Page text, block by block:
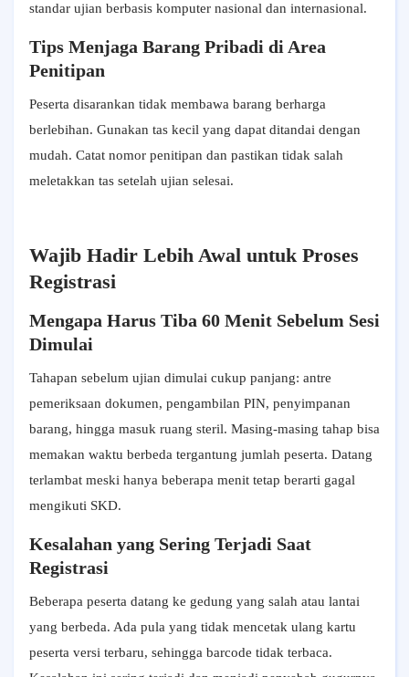
standar ujian berbasis komputer nasional dan internasional.
Tips Menjaga Barang Pribadi di Area
Penitipan
Peserta disarankan tidak membawa barang berharga
berlebihan. Gunakan tas kecil yang dapat ditandai dengan
mudah. Catat nomor penitipan dan pastikan tidak salah
meletakkan tas setelah ujian selesai.
Wajib Hadir Lebih Awal untuk Proses
Registrasi
Mengapa Harus Tiba 60 Menit Sebelum Sesi
Dimulai
Tahapan sebelum ujian dimulai cukup panjang: antre
pemeriksaan dokumen, pengambilan PIN, penyimpanan
barang, hingga masuk ruang steril. Masing-masing tahap bisa
memakan waktu berbeda tergantung jumlah peserta. Datang
terlambat meski hanya beberapa menit tetap berarti gagal
mengikuti SKD.
Kesalahan yang Sering Terjadi Saat
Registrasi
Beberapa peserta datang ke gedung yang salah atau lantai
yang berbeda. Ada pula yang tidak mencetak ulang kartu
peserta versi terbaru, sehingga barcode tidak terbaca.